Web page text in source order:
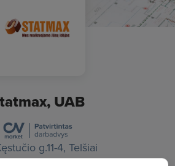
UAB
g.11-4, Telšiai